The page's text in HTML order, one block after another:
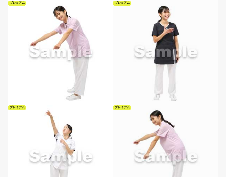
プレミアム プレミアム
プレミアム プレミアム